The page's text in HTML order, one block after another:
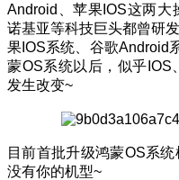
Android、苹果IOS这两
诺基亚等科技巨头都曾研
果IOS系统、谷歌Android
蒙OS系统以后，似乎IOS
发生改变~
目前首批升级鸿蒙OS系
没有你的机型~